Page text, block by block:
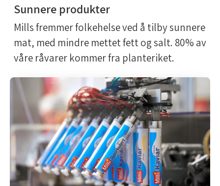
Sunnere produkter
Mills fremmer folkehelse ved å tilby sunnere
mat, med mindre mettet fett og salt. 80% av
våre råvarer kommer fra planteriket.